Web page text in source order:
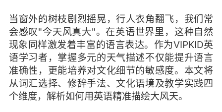
当窗外的树枝剧烈摇晃，行人衣角翻飞，我们常
会感叹"今天风真大"。在英语世界里，这种自然
现象同样激发着丰富的语言表达。作为VIPKID英
语学习者，掌握多元的天气描述不仅能提升语言
准确性，更能培养对文化细节的敏感度。本文将
从词汇选择、修辞手法、文化语境及教学实践四
个维度，解析如何用英语精准描绘大风天。